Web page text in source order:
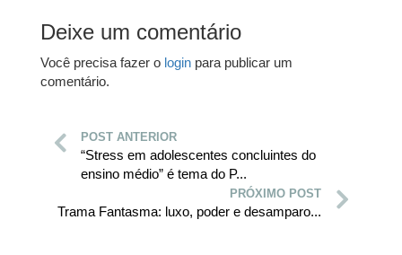
Deixe um comentário
Você precisa fazer o login para publicar um
comentário.
POST ANTERIOR
“Stress em adolescentes concluintes do
ensino médio” é tema do P...
PRÓXIMO POST
Trama Fantasma: luxo, poder e desamparo...